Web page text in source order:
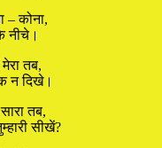
– कोना,
नीचे।
तब,
न दिखे।
तब,
सीखें?